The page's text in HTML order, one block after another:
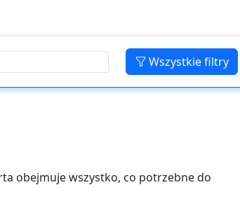
Wszystkie filtry
obejmuje wszystko, co potrzebne do
jakości, które spełnią oczekiwania nawet